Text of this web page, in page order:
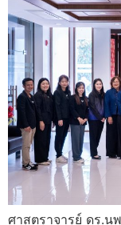
ศาสตราจารย์ ดร.